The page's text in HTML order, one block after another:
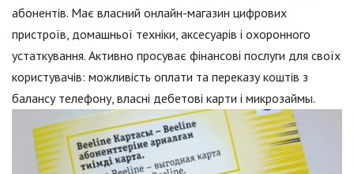
абонентів. Має власний онлайн-магазин цифрових
пристроїв, домашньої техніки, аксесуарів і охоронного
устаткування. Активно просуває фінансові послуги для своїх
користувачів: можливість оплати та переказу коштів з
балансу телефону, власні дебетові карти і микрозаймы.